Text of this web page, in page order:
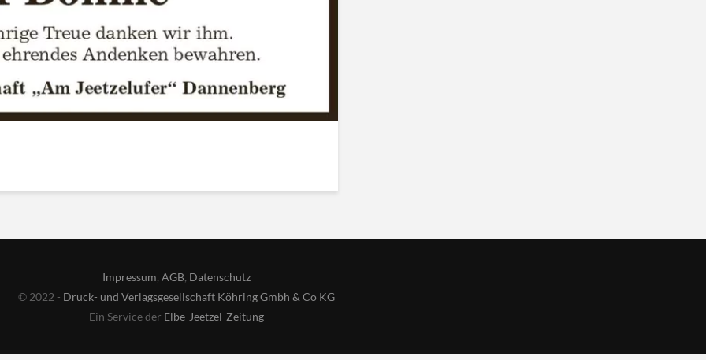
Impressum, AGB, Datenschutz
© 2022 - Druck- und Verlagsgesellschaft Köhring Gmbh & Co KG
Ein Service der Elbe-Jeetzel-Zeitung